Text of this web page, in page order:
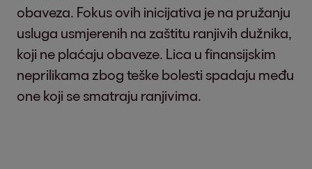
obaveza. Fokus ovih inicijativa je na pružanju
usluga usmjerenih na zaštitu ranjivih dužnika,
koji ne plaćaju obaveze. Lica u finansijskim
neprilikama zbog teške bolesti spadaju među
one koji se smatraju ranjivima.